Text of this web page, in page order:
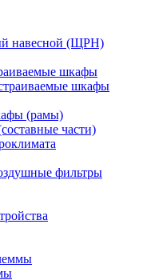
навесной (ЩРН)
шкафы
шкафы
(рамы)
части)
фильтры